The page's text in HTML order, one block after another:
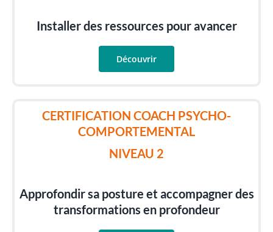
Installer des ressources pour avancer
Découvrir
CERTIFICATION COACH PSYCHO-
COMPORTEMENTAL
NIVEAU 2
Approfondir sa posture et accompagner des
transformations en profondeur